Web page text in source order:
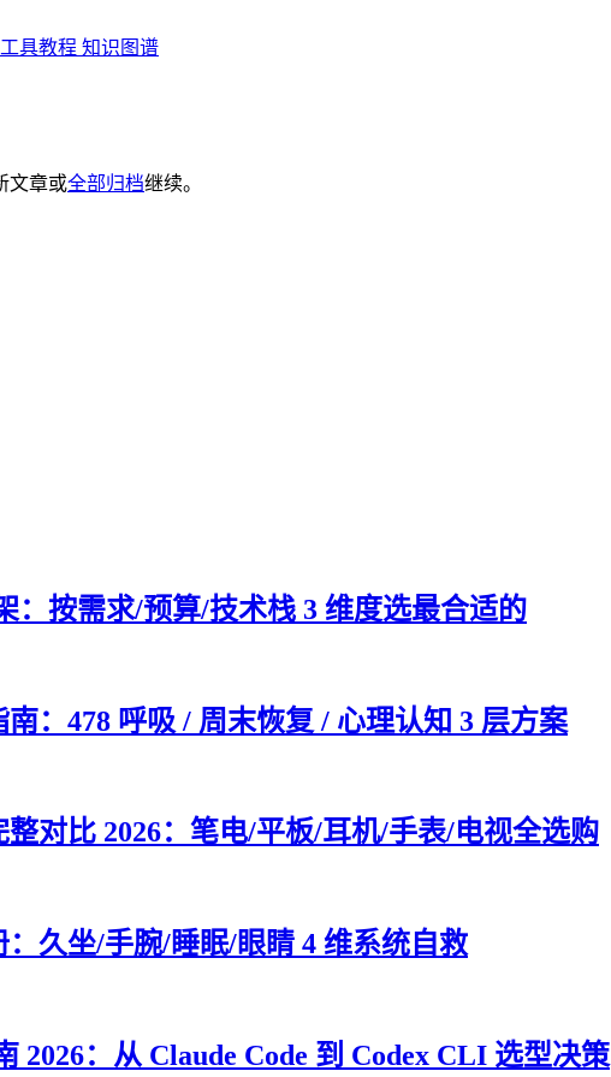
工具教程 知识图谱
文章或全部归档继续。
：按需求/预算/技术栈 3 维度选最合适的
：478 呼吸 / 周末恢复 / 心理认知 3 层方案
对比 2026：笔电/平板/耳机/手表/电视全选购
久坐/手腕/睡眠/眼睛 4 维系统自救
2026：从 Claude Code 到 Codex CLI 选型决策